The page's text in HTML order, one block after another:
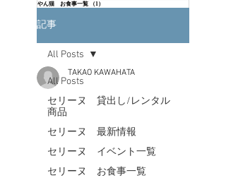
やん猫 お食事一覧
（1）
記事
All Posts
セリーヌ 貸出し/レンタル
商品
セリーヌ 最新情報
セリーヌ イベント一覧
セリーヌ お食事一覧
All Posts
TAKAO KAWAHATA